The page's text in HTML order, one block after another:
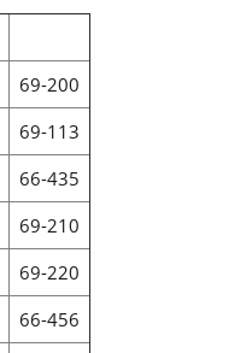
69-200
69-113
66-435
69-210
69-220
66-456